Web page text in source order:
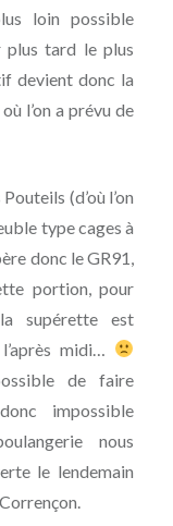
loin possible
plus tard le plus
devient donc la
l’on a prévu de
(d’où l’on
type cages à
donc le GR91,
portion, pour
supérette est
midi…
de faire
impossible
nous
le lendemain